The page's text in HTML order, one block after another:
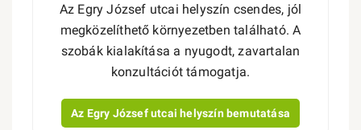
Az Egry József utcai helyszín csendes, jól
megközelíthető környezetben található. A
szobák kialakítása a nyugodt, zavartalan
konzultációt támogatja.
Az Egry József utcai helyszín bemutatása